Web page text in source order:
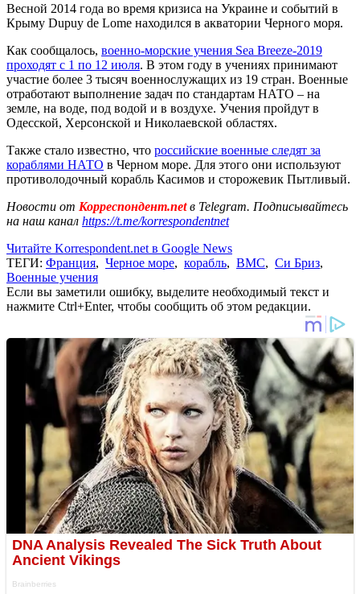
Весной 2014 года во время кризиса на Украине и событий в
Крыму Dupuy de Lome находился в акватории Черного моря.
Как сообщалось, военно-морские учения Sea Breeze-2019
проходят с 1 по 12 июля. В этом году в учениях принимают
участие более 3 тысяч военнослужащих из 19 стран. Военные
отработают выполнение задач по стандартам НАТО – на
земле, на воде, под водой и в воздухе. Учения пройдут в
Одесской, Херсонской и Николаевской областях.
Также стало известно, что российские военные следят за
кораблями НАТО в Черном море. Для этого они используют
противолодочный корабль Касимов и сторожевик Пытливый.
Новости от Корреспондент.netв Telegram. Подписывайтесь
на наш канал https://t.me/korrespondentnet
Читайте Korrespondent.net в Google News
ТЕГИ: Франция, Черное море, корабль, ВМС, Си Бриз,
Военные учения
Если вы заметили ошибку, выделите необходимый текст и
нажмите Ctrl+Enter, чтобы сообщить об этом редакции.